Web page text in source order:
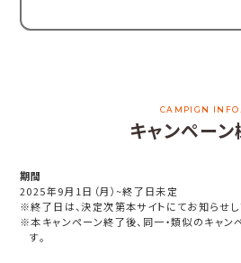
CAMPIGN INFO.
キャンペー
期間
2025年9月1日（月）~終了日未定
※終了日は、決定次第本サイトにてお知らせし
※本キャンペーン終了後、同一・類似のキャン
す。